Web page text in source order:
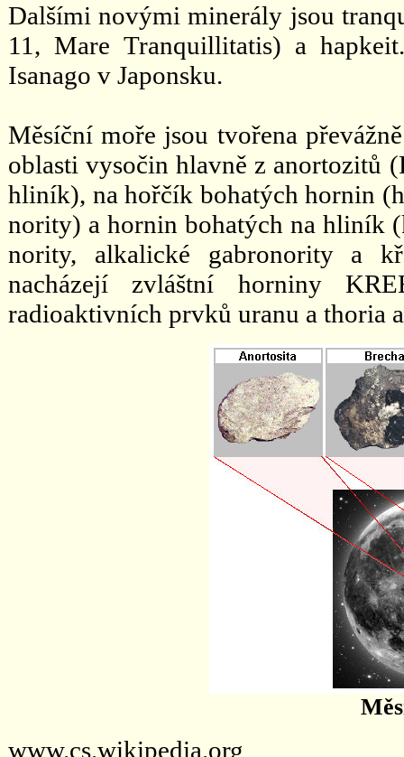
Dalšími novými minerály jsou
11, Mare Tranquillitatis) a
Isanago v Japonsku.
Měsíční moře jsou tvořena
oblasti vysočin hlavně z anortozitů
hliník), na hořčík bohatých hornin
nority) a hornin bohatých na hliník
nority, alkalické gabronority a
nacházejí zvláštní horniny
radioaktivních prvků uranu a thoria
www.cs.wikipedia.org